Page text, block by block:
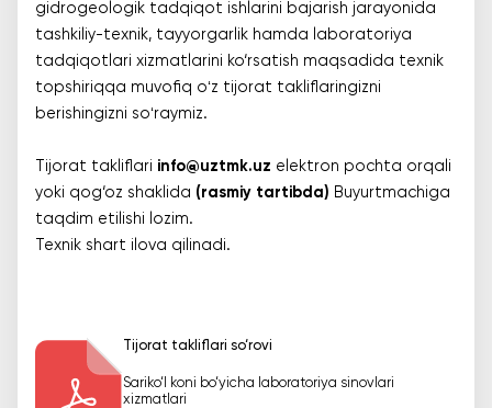
gidrogeologik tadqiqot ishlarini bajarish jarayonida
tashkiliy-texnik, tayyorgarlik hamda laboratoriya
tadqiqotlari xizmatlarini ko‘rsatish maqsadida texnik
topshiriqqa muvofiq oʻz tijorat takliflaringizni
berishingizni soʻraymiz.
Tijorat takliflari info@uztmk.uz elektron pochta orqali
yoki qog‘oz shaklida (rasmiy tartibda) Buyurtmachiga
taqdim etilishi lozim.
Texnik shart ilova qilinadi.
Tijorat takliflari so‘rovi
Sariko‘l koni bo‘yicha laboratoriya sinovlari
xizmatlari